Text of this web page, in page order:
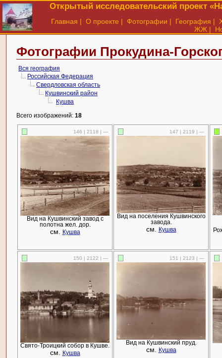
Открытый исследовательский проект
Главная | О проекте | Фотографии | География |
ЖЖ |
Фотографии Прокудина-
Вся география
Российская Федерация
Свердловская область
Кушвинский район
Кушва
Всего изображений: 18
146 | 2118 | —
Вид на Кушвинский завод с
полотна жел. дор.
см. Кушва
147 | 2119 | —
Вид на поселения Кушвинского
завода.
см. Кушва
150 | 2122 | —
Свято-Троицкий собор в Кушве.
см. Кушва
151 | 2123 | —
Вид на Кушвинский пруд.
см. Кушва